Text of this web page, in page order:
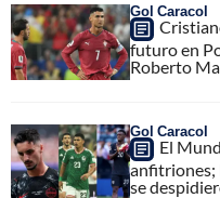
Gol Caracol
futuro en
Roberto
Gol Caracol
El
anfitriones;
se